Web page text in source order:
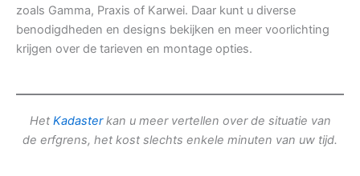
zoals Gamma, Praxis of Karwei. Daar kunt u diverse
benodigdheden en designs bekijken en meer voorlichting
krijgen over de tarieven en montage opties.
Het Kadasterkan u meer vertellen over de situatie van
de erfgrens, het kost slechts enkele minuten van uw tijd.